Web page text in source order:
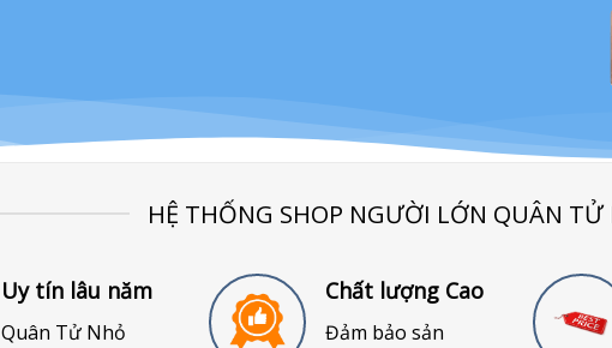
HỆ THỐNG SHOP NGƯỜI LỚN QUÂN
Uy tín lâu năm
Quân Tử Nhỏ
Chất lượng Cao
Đảm bảo sản